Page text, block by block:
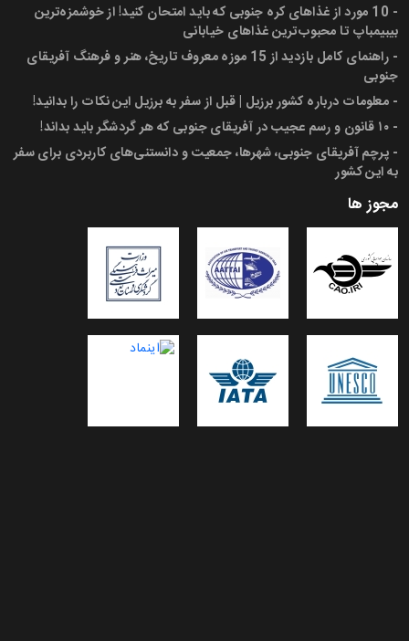
-
10 مورد از غذاهای کره جنوبی که باید امتحان کنید! از خوشمزه‌ترین
بیبیمباپ تا محبوب‌ترین غذاهای خیابانی
-
راهنمای کامل بازدید از 15 موزه معروف تاریخ، هنر و فرهنگ آفریقای
جنوبی
- معلومات درباره کشور برزیل | قبل از سفر به برزیل این نکات را بدانید!
- ۱۰ قانون و رسم عجیب در آفریقای جنوبی که هر گردشگر باید بداند!
- پرچم آفریقای جنوبی، شهرها، جمعیت و دانستنی‌های کاربردی برای سفر
به این کشور
مجوز ها